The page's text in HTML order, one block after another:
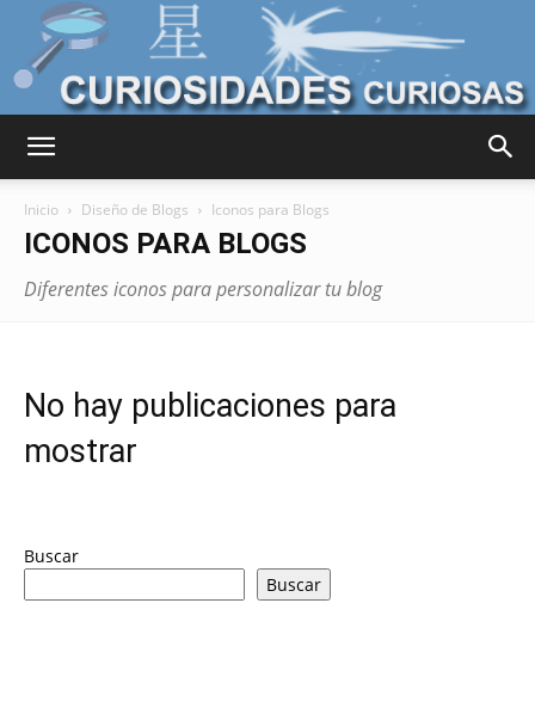
Inicio Diseño de Blogs Iconos para Blogs
ICONOS PARA BLOGS
Diferentes iconos para personalizar tu blog
No hay publicaciones para
mostrar
Buscar
Buscar